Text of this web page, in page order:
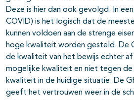
Deze is hier dan ook gevolgd. In
COVID) is het logisch dat de
kunnen voldoen aan de strenge
hoge kwaliteit worden gesteld. De
de kwaliteit van het bewijs echter
mogelijke kwaliteit en niet tegen
kwaliteit in de huidige situatie. De
geeft het vertrouwen weer in de